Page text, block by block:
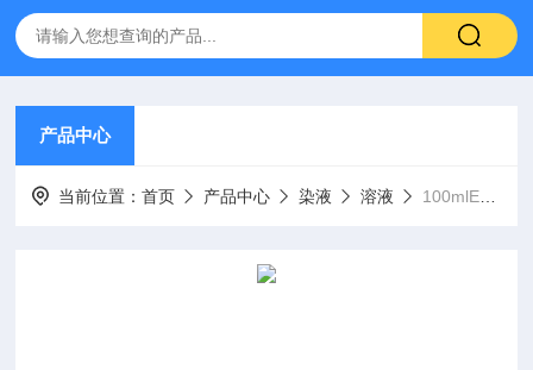
产品中心
当前位置：首页 产品中心 染液 溶液 100mlEB缓冲液